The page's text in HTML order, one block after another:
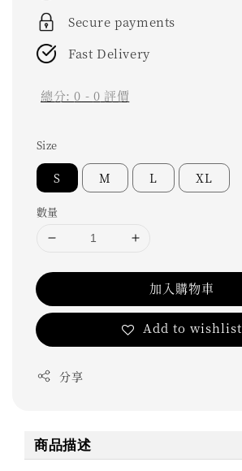
Secure payments
Fast Delivery
總分:0 - 0 評價
Size
S M L XL
數量
加入購物車
Add to wishlist
分享
商品描述